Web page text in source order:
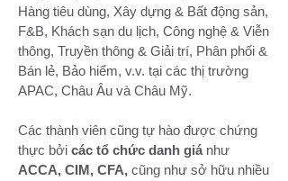
Hàng tiêu dùng, Xây dựng & Bất động sản,
F&B, Khách sạn du lịch, Công nghệ & Viễn
thông, Truyền thông & Giải trí, Phân phối &
Bán lẻ, Bảo hiểm, v.v. tại các thị trường
APAC, Châu Âu và Châu Mỹ.
Các thành viên cũng tự hào được chứng
thực bởi các tổ chức danh giá như
ACCA, CIM, CFA, cũng như sở hữu nhiều